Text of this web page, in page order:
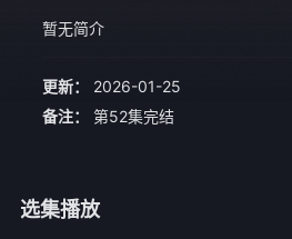
暂无简介
更新：
2026-01-25
备注：
第52集完结
选集播放